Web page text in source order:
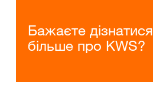
Бажаєте дізнатися
більше про KWS?